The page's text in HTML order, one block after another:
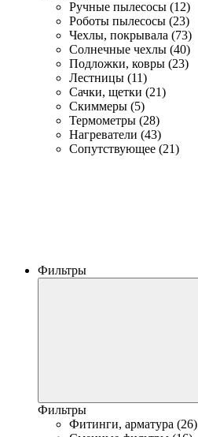
Ручные пылесосы (12)
Роботы пылесосы (23)
Чехлы, покрывала (73)
Солнечные чехлы (40)
Подложки, ковры (23)
Лестницы (11)
Сачки, щетки (21)
Скиммеры (5)
Термометры (28)
Нагреватели (43)
Сопутствующее (21)
Фильтры
Фильтры
Фитинги, арматура (26)